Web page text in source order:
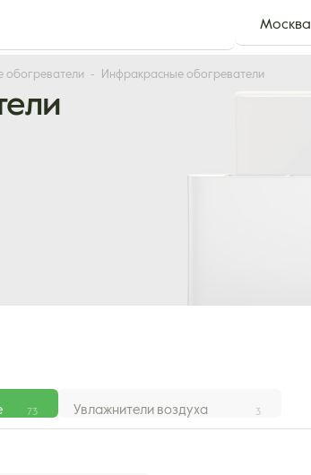
Москва
обогреватели Инфракрасные обогреватели
73 Увлажнители воздуха 3